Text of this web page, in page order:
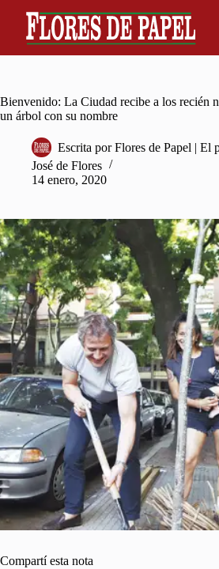
content
Bienvenido: La Ciudad recibe a los recién
un árbol con su nombre
Escrita por Flores de Papel | El
José de Flores
14 enero, 2020
Compartí esta nota